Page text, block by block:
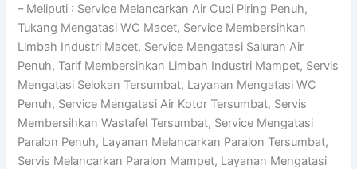
– Meliputi : Service Melancarkan Air Cuci Piring Penuh,
Tukang Mengatasi WC Macet, Service Membersihkan
Limbah Industri Macet, Service Mengatasi Saluran Air
Penuh, Tarif Membersihkan Limbah Industri Mampet, Servis
Mengatasi Selokan Tersumbat, Layanan Mengatasi WC
Penuh, Service Mengatasi Air Kotor Tersumbat, Servis
Membersihkan Wastafel Tersumbat, Service Mengatasi
Paralon Penuh, Layanan Melancarkan Paralon Tersumbat,
Servis Melancarkan Paralon Mampet, Layanan Mengatasi